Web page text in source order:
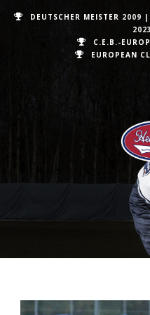
DEUTSCHER MEISTER 2009 |
2023
C.E.B.-
EUROPEAN